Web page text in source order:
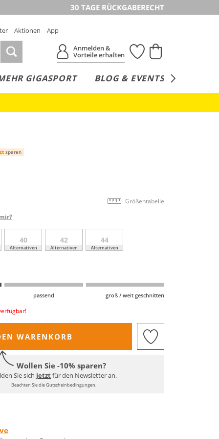
30 TAGE RÜCKGABERECHT
Aktionen
App
Anmelden &
Vorteile erhalten
GIGASPORT BLOG & EVENTS
sparen
Größentabelle
40
Alternativen
42
Alternativen
44
Alternativen
passend groß / weit geschnitten
WARENKORB
Wollen Sie -10% sparen?
Sie sich jetztfür den Newsletter an.
Beachten Sie die Gutscheinbedingungen.